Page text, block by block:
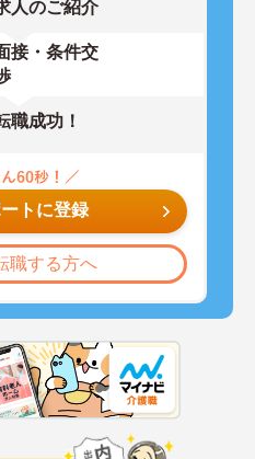
人のご紹介
接・条件交
職成功！
トに登録
職する方へ